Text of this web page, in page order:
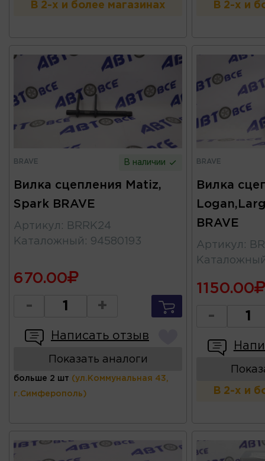
В 2-х и более магазинах В 2-х и
BRAVE В наличии
Вилка сцепления Matiz,
Spark BRAVE
Артикул :
BRRK24
Каталожный : 94580193
670.00
- +
Написать отзыв
Показать аналоги
больше 2 шт (ул.Коммунальная 43,
г.Симферополь)
BRAVE
Вилка
BRAVE
Артикул :
1150.00
-
В 2-х и